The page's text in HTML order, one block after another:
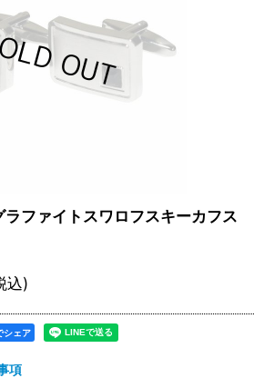
ファイトスワロフスキーカフス
込)
シェア
項